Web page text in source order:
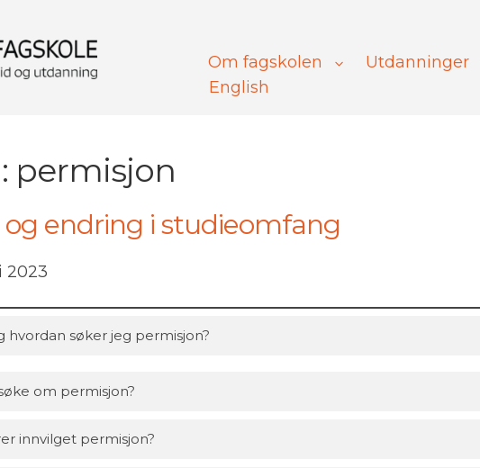
Om fagskolen Utdanninger
English
permisjon
og endring i studieomfang
2023
hvordan søker jeg permisjon?
om permisjon?
innvilget permisjon?